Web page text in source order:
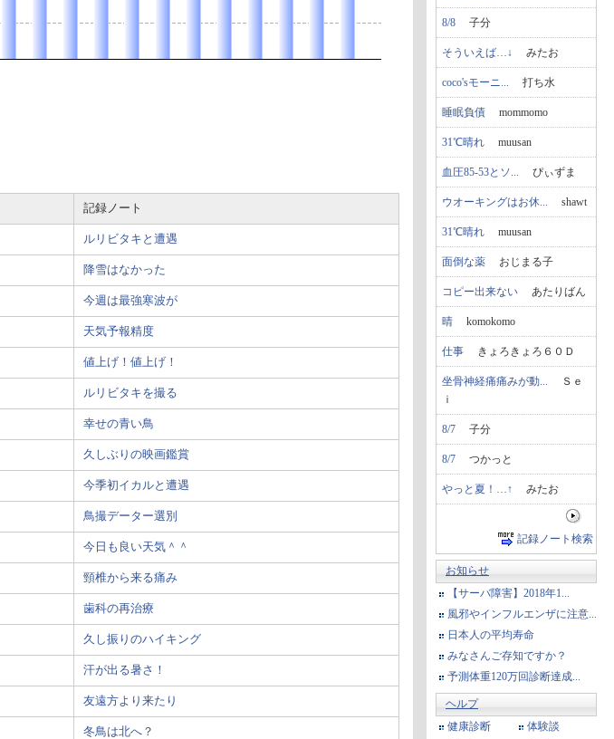
記録ノート
ルリビタキと遭遇
降雪はなかった
今週は最強寒波が
天気予報精度
値上げ！値上げ！
ルリビタキを撮る
幸せの青い鳥
久しぶりの映画鑑賞
今季初イカルと遭遇
鳥撮データー選別
今日も良い天気＾＾
頸椎から来る痛み
歯科の再治療
久し振りのハイキング
汗が出る暑さ！
友遠方より来たり
冬鳥は北へ？
8/8 子分
そういえば…↓ みたお
coco'sモーニ... 打ち水
睡眠負債 mommomo
31℃晴れ muusan
血圧85-53とソ... ぴぃずま
ウオーキングはお休... shawt
31℃晴れ muusan
面倒な薬 おじまる子
コピー出来ない あたりばん
晴 komokomo
仕事 きょろきょろ６０Ｄ
坐骨神経痛痛みが動... Ｓｅ
ｉ
8/7 子分
8/7 つかっと
やっと夏！…↑ みたお
記録ノート検索
お知らせ
【サーバ障害】2018年1...
風邪やインフルエンザに注意...
日本人の平均寿命
みなさんご存知ですか？
予測体重120万回診断達成...
ヘルプ
健康診断
体験談